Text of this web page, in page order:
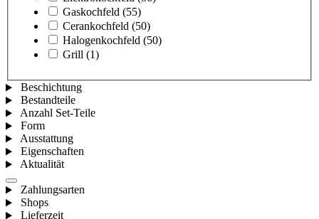
Gaskochfeld (55)
Cerankochfeld (50)
Halogenkochfeld (50)
Grill (1)
Beschichtung
Bestandteile
Anzahl Set-Teile
Form
Ausstattung
Eigenschaften
Aktualität
Zahlungsarten
Shops
Lieferzeit